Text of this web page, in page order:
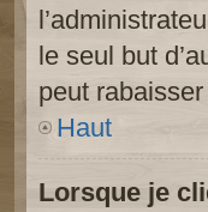
le seul but
peut
Haut
Lorsque je